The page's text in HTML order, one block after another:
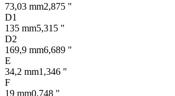
73,03 mm2,875 "
D1
135 mm5,315 "
D2
169,9 mm6,689 "
E
34,2 mm1,346 "
F
19 mm0,748 "